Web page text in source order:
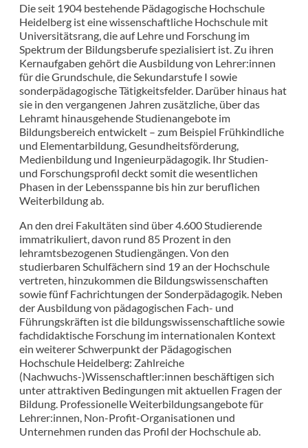
Die seit 1904 bestehende Pädagogische Hochschule
Heidelberg ist eine wissenschaftliche Hochschule mit
Universitätsrang, die auf Lehre und Forschung im
Spektrum der Bildungsberufe spezialisiert ist. Zu ihren
Kernaufgaben gehört die Ausbildung von Lehrer:innen
für die Grundschule, die Sekundarstufe I sowie
sonderpädagogische Tätigkeitsfelder. Darüber hinaus hat
sie in den vergangenen Jahren zusätzliche, über das
Lehramt hinausgehende Studienangebote im
Bildungsbereich entwickelt – zum Beispiel Frühkindliche
und Elementarbildung, Gesundheitsförderung,
Medienbildung und Ingenieurpädagogik. Ihr Studien-
und Forschungsprofil deckt somit die wesentlichen
Phasen in der Lebensspanne bis hin zur beruflichen
Weiterbildung ab.
An den drei Fakultäten sind über 4.600 Studierende
immatrikuliert, davon rund 85 Prozent in den
lehramtsbezogenen Studiengängen. Von den
studierbaren Schulfächern sind 19 an der Hochschule
vertreten, hinzukommen die Bildungswissenschaften
sowie fünf Fachrichtungen der Sonderpädagogik. Neben
der Ausbildung von pädagogischen Fach- und
Führungskräften ist die bildungswissenschaftliche sowie
fachdidaktische Forschung im internationalen Kontext
ein weiterer Schwerpunkt der Pädagogischen
Hochschule Heidelberg: Zahlreiche
(Nachwuchs-)Wissenschaftler:innen beschäftigen sich
unter attraktiven Bedingungen mit aktuellen Fragen der
Bildung. Professionelle Weiterbildungsangebote für
Lehrer:innen, Non-Profit-Organisationen und
Unternehmen runden das Profil der Hochschule ab.